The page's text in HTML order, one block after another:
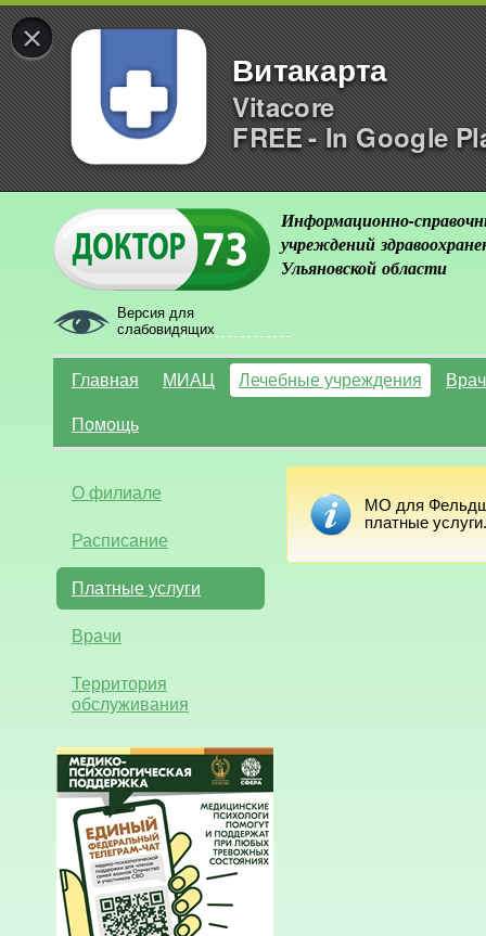
×
Витакарта
Vitacore
FREE - In Google
Версия для
слабовидящих
Информационно-
учреждений
Ульяновской области
Главная МИАЦ Лечебные учреждения
Помощь
О филиале
Расписание
Платные услуги
Врачи
Территория
обслуживания
МО для
платные услуги.